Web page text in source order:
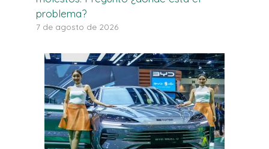
problema?
7 de agosto de 2026